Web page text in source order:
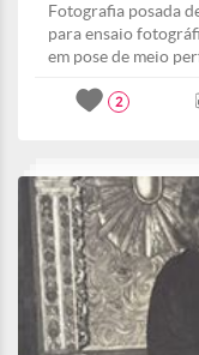
Fotografia posada
para ensaio
em pose de meio
2